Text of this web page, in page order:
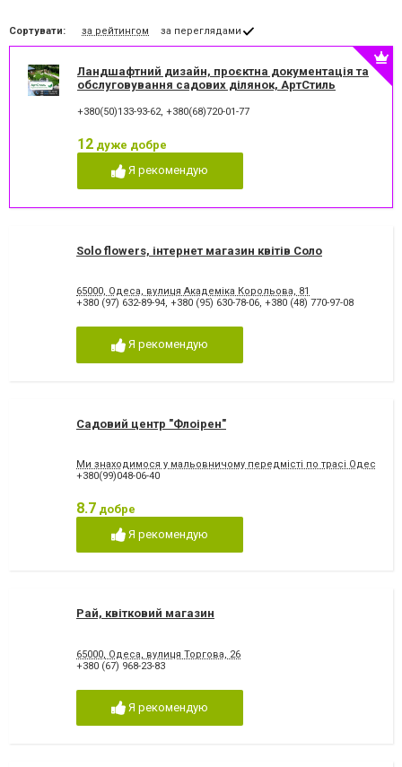
Сортувати: за рейтингом за переглядами
Ландшафтний дизайн, проєктна документація та
обслуговування садових ділянок, АртСтиль
+380(50)133-93-62, +380(68)720-01-77
12 дуже добре
Я рекомендую
Solo flowers, інтернет магазин квітів Соло
65000, Одеса, вулиця Академіка Корольова, 81
+380 (97) 632-89-94, +380 (95) 630-78-06, +380 (48) 770-97-08
Я рекомендую
Садовий центр "Флоірен"
Ми знаходимося у мальовничому передмісті по трасі Одеса-
+380(99)048-06-40
8.7 добре
Я рекомендую
Рай, квітковий магазин
65000, Одеса, вулиця Торгова, 26
+380 (67) 968-23-83
Я рекомендую